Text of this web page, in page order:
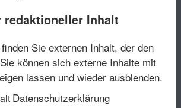
redaktioneller Inhalt
Sie externen Inhalt, der den
können sich externe Inhalte mit
lassen und wieder ausblenden.
Datenschutzerklärung